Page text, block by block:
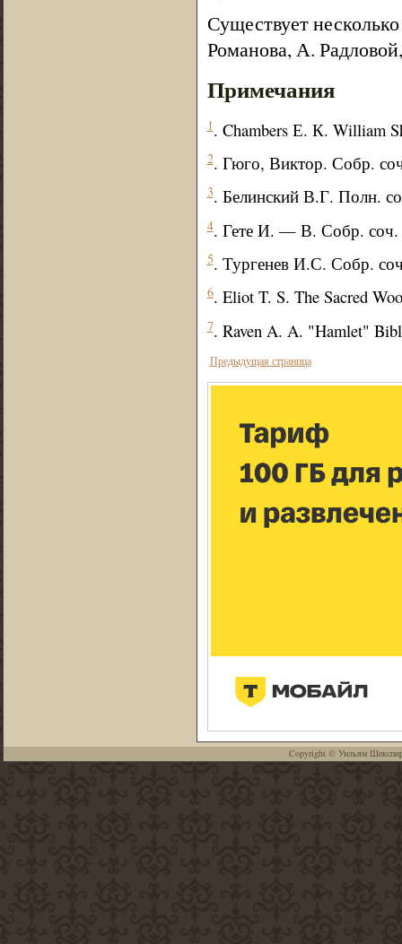
Существует
Романова, А.
Примечания
1. Chambers Е. К. William
2. Гюго, Виктор. Собр.
3. Белинский В.Г. Полн.
4. Гете И. — В. Собр.
5. Тургенев И.С. Собр.
6. Eliot T. S. The Sacred
7. Raven A. A. "Hamlet"
Предыдущая страница
Copyright © Уильям